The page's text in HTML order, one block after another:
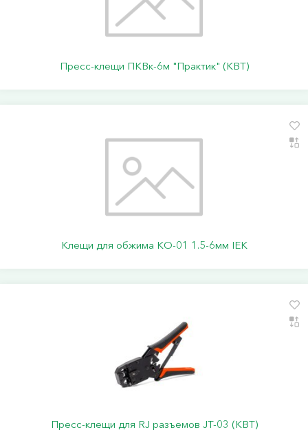
Пресс-клещи ПКВк-6м "Практик" (КВТ)
Клещи для обжима КО-01 1.5-6мм IEK
Пресс-клещи для RJ разъемов JT-03 (КВТ)